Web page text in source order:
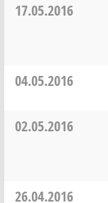
17.05.2016
04.05.2016
02.05.2016
26.04.2016